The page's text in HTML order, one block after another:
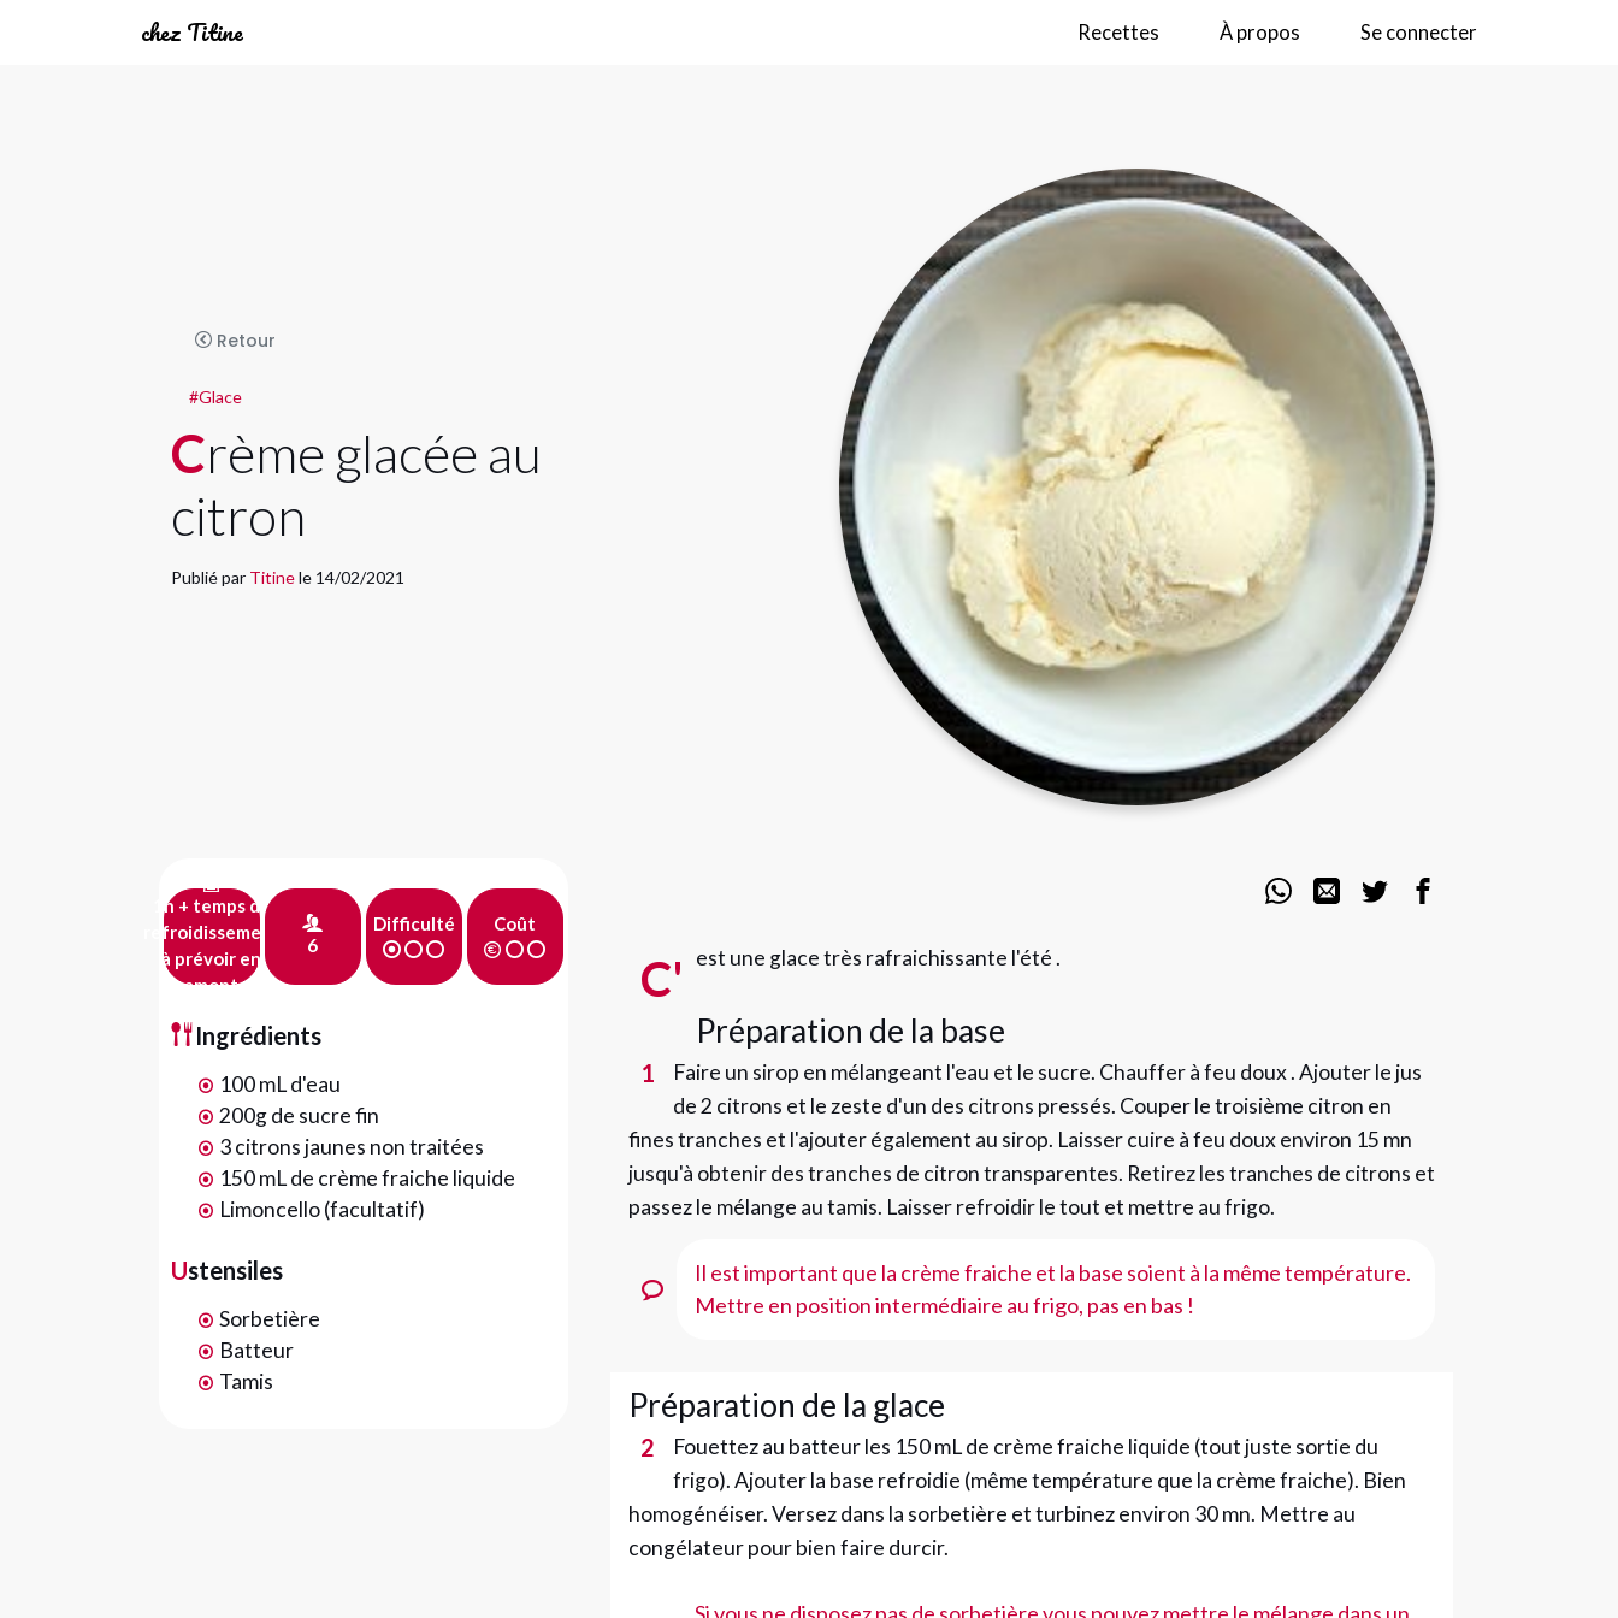
chez Titine Recettes À propos Se connecter
Retour
#Glace
Crème glacée au
citron
Publié par Titinele 14/02/2021
1h + temps de
refroidissement
à prévoir en
amont
6
Difficulté Coût
Ingrédients
100 mL d'eau
200g de sucre fin
3 citrons jaunes non traitées
150 mL de crème fraiche liquide
Limoncello (facultatif)
Ustensiles
Sorbetière
Batteur
Tamis
C' est une glace très rafraichissante l'été .
Préparation de la base
1
Faire un sirop en mélangeant l'eau et le sucre. Chauffer à feu doux . Ajouter le jus
de 2 citrons et le zeste d'un des citrons pressés. Couper le troisième citron en
fines tranches et l'ajouter également au sirop. Laisser cuire à feu doux environ 15 mn
jusqu'à obtenir des tranches de citron transparentes. Retirez les tranches de citrons et
passez le mélange au tamis. Laisser refroidir le tout et mettre au frigo.
Il est important que la crème fraiche et la base soient à la même température.
Mettre en position intermédiaire au frigo, pas en bas !
Préparation de la glace
2
Fouettez au batteur les 150 mL de crème fraiche liquide (tout juste sortie du
frigo). Ajouter la base refroidie (même température que la crème fraiche). Bien
homogénéiser. Versez dans la sorbetière et turbinez environ 30 mn. Mettre au
congélateur pour bien faire durcir.